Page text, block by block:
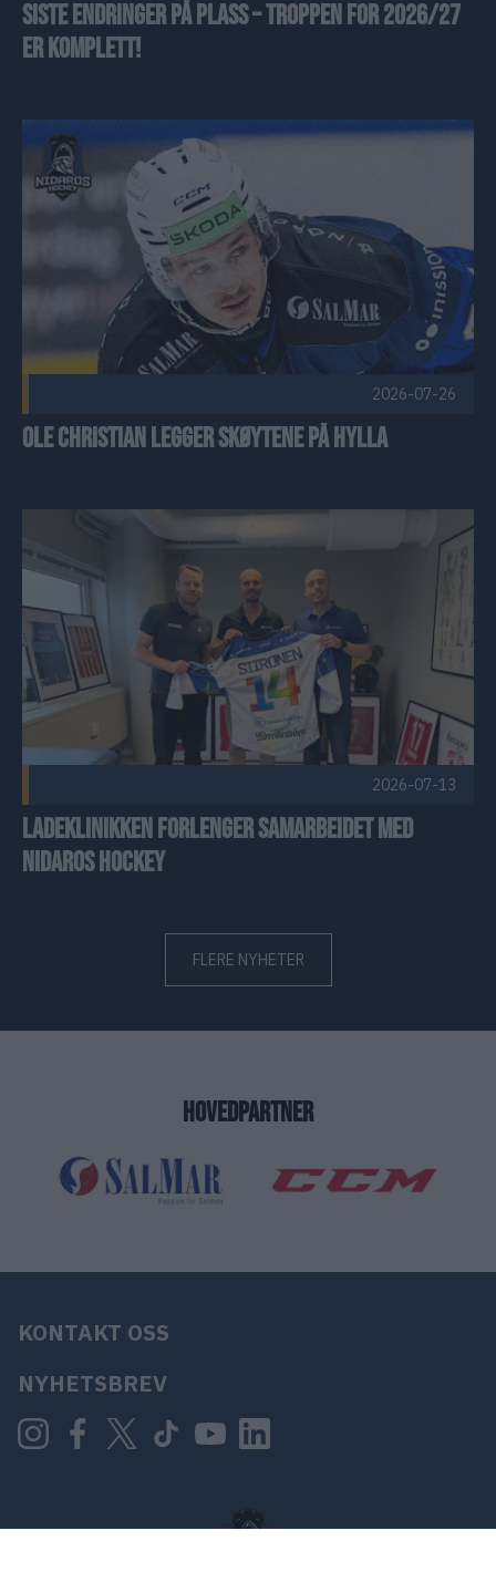
Siste endringer på plass – troppen for 2026/27
er komplett!
Ole Christian legger skøytene på hylla Publisert 2026-07-26
2026-07-26
Ole Christian legger skøytene på hylla
Ladeklinikken forlenger samarbeidet med Nidaros Hockey
2026-07-13
Ladeklinikken forlenger samarbeidet med
Nidaros Hockey
FLERE NYHETER
HOVEDPARTNER
KONTAKT OSS
NYHETSBREV